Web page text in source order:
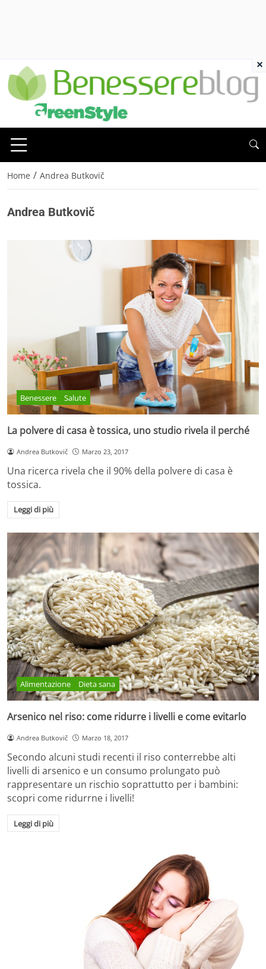
Home / Andrea Butkovič
Andrea Butkovič
Benessere Salute
La polvere di casa è tossica, uno studio rivela il perché
Andrea Butkovič Marzo 23, 2017
Una ricerca rivela che il 90% della polvere di casa è
tossica.
Leggi di più
Alimentazione Dieta sana
Arsenico nel riso: come ridurre i livelli e come evitarlo
Andrea Butkovič Marzo 18, 2017
Secondo alcuni studi recenti il riso conterrebbe alti
livelli di arsenico e un consumo prolungato può
rappresentare un rischio soprattutto per i bambini:
scopri come ridurrne i livelli!
Leggi di più
×